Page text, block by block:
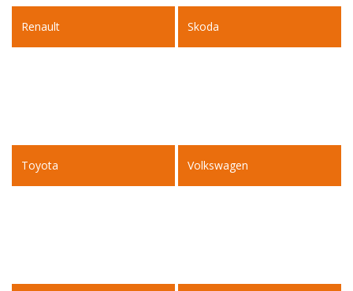
Renault Skoda
Toyota Volkswagen